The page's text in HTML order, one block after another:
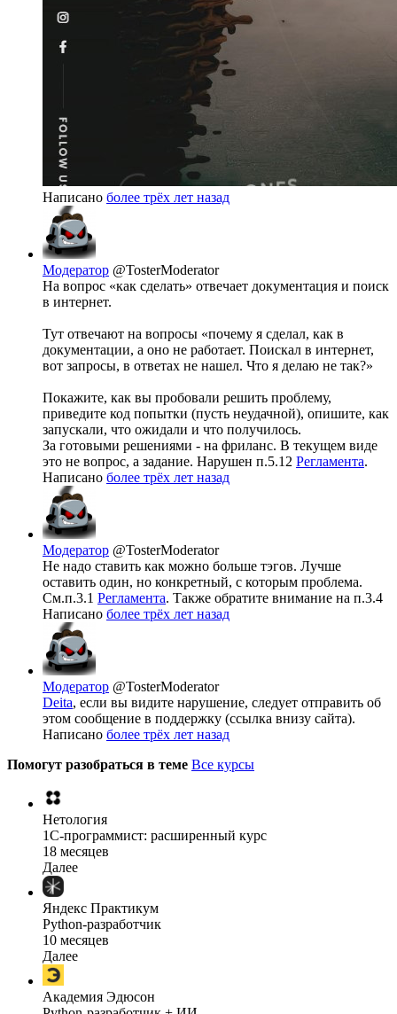
Написано более трёх лет назад
Модератор @TosterModerator
На вопрос «как сделать» отвечает документация и поиск
в интернет.
Тут отвечают на вопросы «почему я сделал, как в
документации, а оно не работает. Поискал в интернет,
вот запросы, в ответах не нашел. Что я делаю не так?»
Покажите, как вы пробовали решить проблему,
приведите код попытки (пусть неудачной), опишите, как
запускали, что ожидали и что получилось.
За готовыми решениями - на фриланс. В текущем виде
это не вопрос, а задание. Нарушен п.5.12 Регламента.
Написано более трёх лет назад
Модератор @TosterModerator
Не надо ставить как можно больше тэгов. Лучше
оставить один, но конкретный, с которым проблема.
См.п.3.1 Регламента. Также обратите внимание на п.3.4
Написано более трёх лет назад
Модератор @TosterModerator
Deita, если вы видите нарушение, следует отправить об
этом сообщение в поддержку (ссылка внизу сайта).
Написано более трёх лет назад
Помогут разобраться в теме Все курсы
Нетология
1C-программист: расширенный курс
18 месяцев
Далее
Яндекс Практикум
Python-разработчик
10 месяцев
Далее
Академия Эдюсон